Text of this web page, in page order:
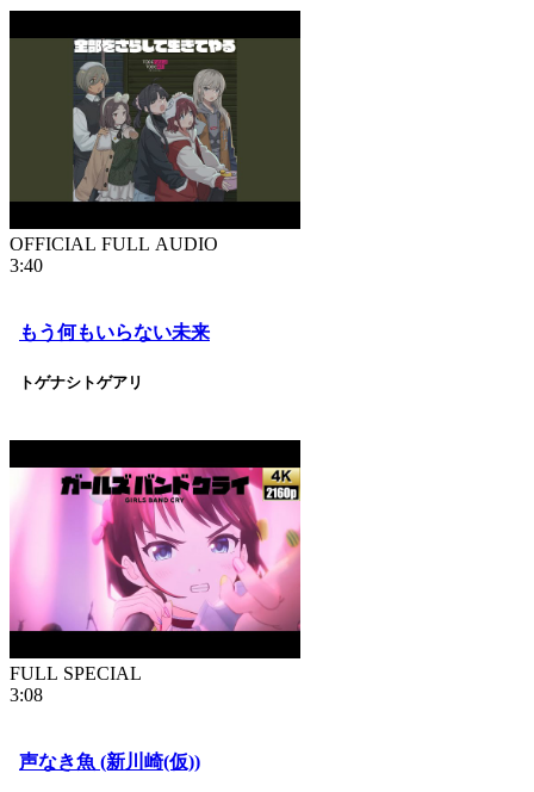
OFFICIAL FULL AUDIO
3:40
もう何もいらない未来
トゲナシトゲアリ
FULL SPECIAL
3:08
声なき魚 (新川崎(仮))